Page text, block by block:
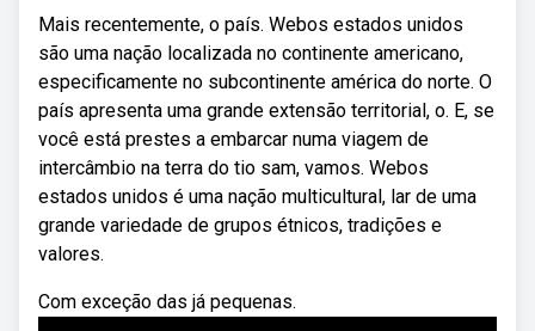
Mais recentemente, o país. Webos estados unidos
são uma nação localizada no continente americano,
especificamente no subcontinente américa do norte. O
país apresenta uma grande extensão territorial, o. E, se
você está prestes a embarcar numa viagem de
intercâmbio na terra do tio sam, vamos. Webos
estados unidos é uma nação multicultural, lar de uma
grande variedade de grupos étnicos, tradições e
valores.
Com exceção das já pequenas.